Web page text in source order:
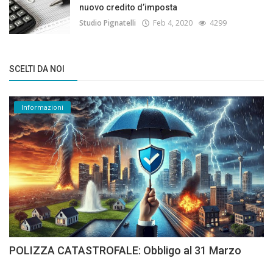
nuovo credito d’imposta
Studio Pignatelli Feb 4, 2020 4299
SCELTI DA NOI
Informazioni
POLIZZA CATASTROFALE: Obbligo al 31 Marzo